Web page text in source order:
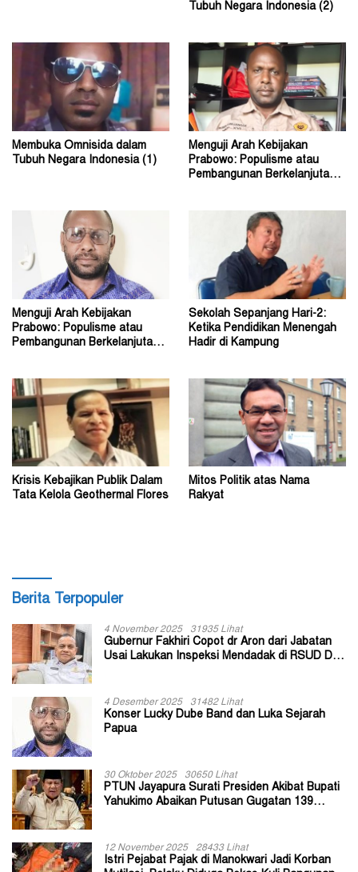
Tubuh Negara Indonesia (2)
Membuka Omnisida dalam
Tubuh Negara Indonesia (1)
Menguji Arah Kebijakan
Prabowo: Populisme atau
Pembangunan Berkelanjutan?
Menguji Arah Kebijakan
Prabowo: Populisme atau
Pembangunan Berkelanjutan?
Sekolah Sepanjang Hari-2:
Ketika Pendidikan Menengah
Hadir di Kampung
Krisis Kebajikan Publik Dalam
Tata Kelola Geothermal Flores
Mitos Politik atas Nama
Rakyat
Berita Terpopuler
4 November 2025 31935 Lihat
Gubernur Fakhiri Copot dr Aron dari Jabatan
Usai Lakukan Inspeksi Mendadak di RSUD Dok
4 Desember 2025 31482 Lihat
Konser Lucky Dube Band dan Luka Sejarah
Papua
30 Oktober 2025 30650 Lihat
PTUN Jayapura Surati Presiden Akibat Bupati
Yahukimo Abaikan Putusan Gugatan 139
12 November 2025 28433 Lihat
Istri Pejabat Pajak di Manokwari Jadi Korban